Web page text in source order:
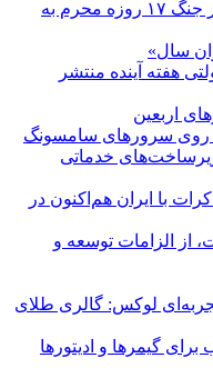
سردار رضایی: ضربات شدیدی در جنگ ۱۷ روزه محرم به
سال»
هفته آینده منتشر
برای زیرساخت‌های خدماتی
با ایران هم‌اکنون در
از الزامات توسعه و
تجربه‌ای لوکس: گالری طلای
برای گیمرها و ادیتورها